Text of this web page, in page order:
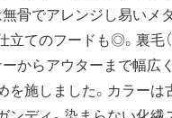
骨でアレンジし易いメ
てのフードも◎。裏毛
からアウターまで幅広
施しました。カラーは